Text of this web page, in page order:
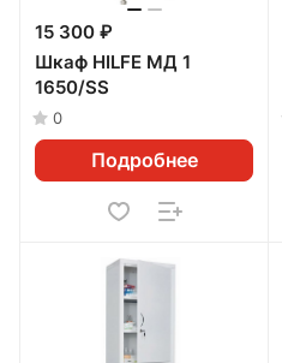
15 300 ₽
Шкаф HILFE МД 1
1650/SS
0
Подробнее